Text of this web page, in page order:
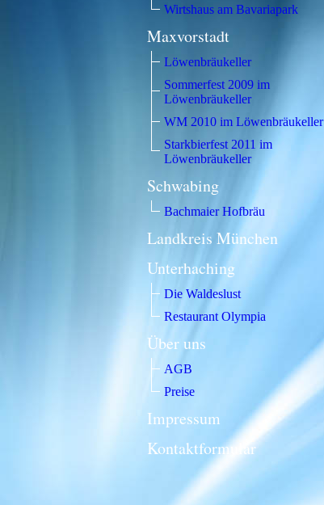
Wirtshaus am Bavariapark
Maxvorstadt
Löwenbräukeller
Sommerfest 2009 im
Löwenbräukeller
WM 2010 im Löwenbräukeller
Starkbierfest 2011 im
Löwenbräukeller
Schwabing
Bachmaier Hofbräu
Landkreis München
Unterhaching
Die Waldeslust
Restaurant Olympia
Über uns
AGB
Preise
Impressum
Kontaktformular